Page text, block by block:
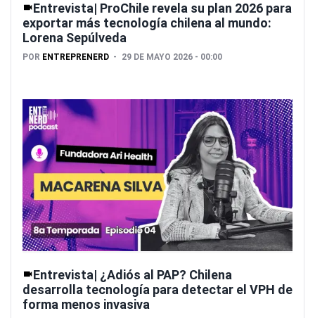
Entrevista| ProChile revela su plan 2026 para
exportar más tecnología chilena al mundo:
Lorena Sepúlveda
POR ENTREPRENERD 29 DE MAYO 2026 - 00:00
Entrevista| ¿Adiós al PAP? Chilena
desarrolla tecnología para detectar el VPH de
forma menos invasiva